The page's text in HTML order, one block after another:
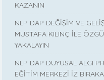
KAZANIN
NLP DAP DEĞİŞİM VE
MUSTAFA KILINÇ İLE
YAKALAYIN
NLP DAP DUYUSAL ALGI
EĞİTİM MERKEZİ İZ